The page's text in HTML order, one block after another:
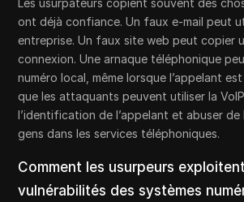
Les usurpateurs copient souvent des
ont déjà confiance. Un faux e-mail peut
entreprise. Un faux site web peut copier
connexion. Une arnaque téléphonique
numéro local, même lorsque l’appelant
que les attaquants peuvent utiliser la
l’identification de l’appelant et abuser
gens dans les services téléphoniques.
Comment les usurpeurs
vulnérabilités des systèmes